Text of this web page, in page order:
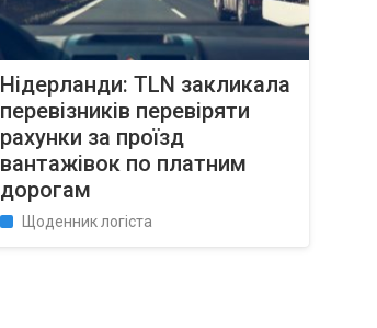
Нідерланди: TLN закликала
перевізників перевіряти
рахунки за проїзд
вантажівок по платним
дорогам
Щоденник логіста